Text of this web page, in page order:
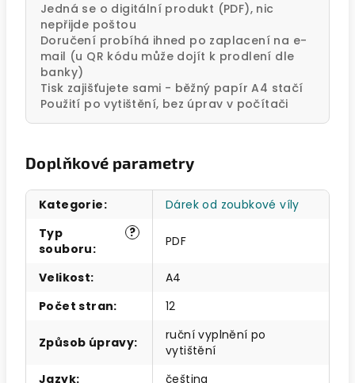
Jedná se o digitální produkt (PDF), nic
nepřijde poštou
Doručení probíhá ihned po zaplacení na e-
mail (u QR kódu může dojít k prodlení dle
banky)
Tisk zajišťujete sami - běžný papír A4 stačí
Použití po vytištění, bez úprav v počítači
Doplňkové parametry
Kategorie:
Dárek od zoubkové víly
?
Typ
souboru: PDF
Velikost:
A4
Počet stran: 12
Způsob úpravy:
ruční vyplnění po
vytištění
Jazyk: čeština